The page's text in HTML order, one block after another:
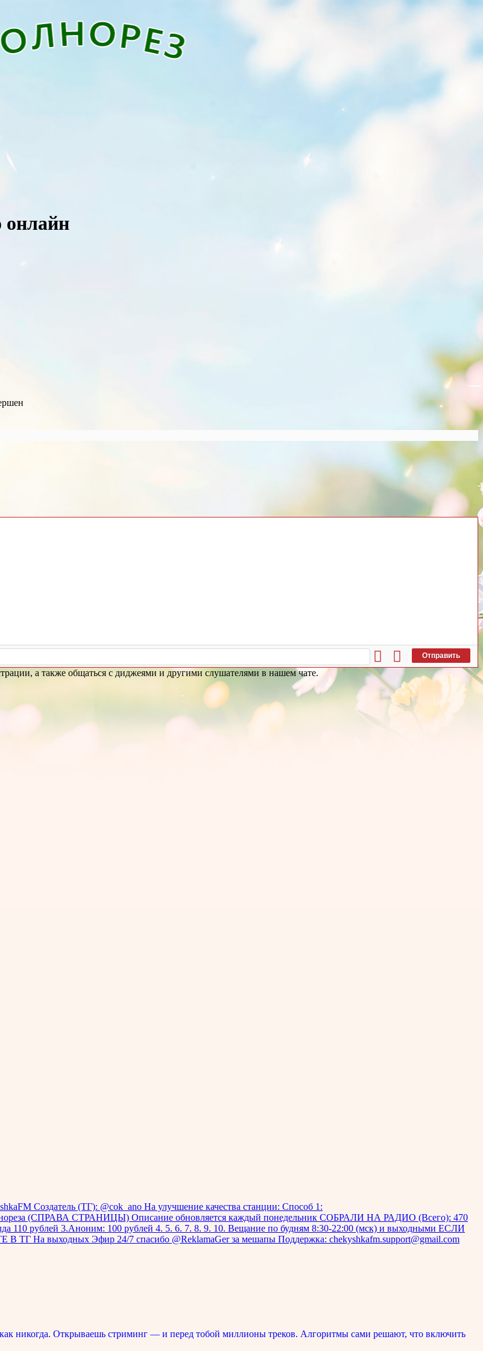
онлайн
Отправить
а также общаться с диджеями и другими слушателями в нашем чате.
Создатель (ТГ): @cok_ano На улучшение качества станции: Способ 1:
(СПРАВА СТРАНИЦЫ) Описание обновляется каждый понедельник СОБРАЛИ НА РАДИО (Всего): 470
110 рублей 3.Аноним: 100 рублей 4. 5. 6. 7. 8. 9. 10. Вещание по будням 8:30-22:00 (мск) и выходными ЕСЛИ
Эфир 24/7 спасибо @ReklamaGer за мешапы Поддержка: chekyshkafm.support@gmail.com
никогда. Открываешь стриминг — и перед тобой миллионы треков. Алгоритмы сами решают, что включить